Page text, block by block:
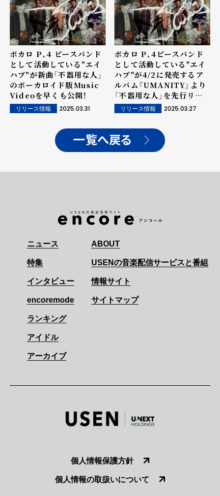
ボカロ P、4 ピースバンド
として活動している"エイ
ハブ"が新曲「不器用な人」
のボーカロイド版Music
Videoを早くも公開！
リリース情報 2025.03.31
ボカロ P、4ピースバンド
として活動している"エイ
ハブ"が4/2に発売するア
ルバム『UMANITY』より
「不器用な人」を先行リリ
ース、Music Videoも公
開！
リリース情報 2025.03.27
一覧へ戻る
ニュース
特集
インタビュー
encoremode
ランキング
アイドル
アーカイブ
ABOUT
USENの音楽配信サービスと番組
情報サイト
サイトマップ
個人情報保護方針
個人情報の取扱いについて